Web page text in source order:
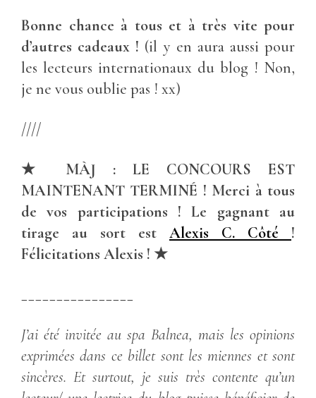
Bonne chance à tous et à très vite pour
d’autres cadeaux ! (il y en aura aussi pour
les lecteurs internationaux du blog ! Non,
je ne vous oublie pas ! xx)
////
★ MÀJ : LE CONCOURS EST
MAINTENANT TERMINÉ ! Merci à tous
de vos participations ! Le gagnant au
tirage au sort est Alexis C. Côté !
Félicitations Alexis ! ★
J’ai été invitée au spa Balnea, mais les opinions
exprimées dans ce billet sont les miennes et sont
sincères. Et surtout, je suis très contente qu’un